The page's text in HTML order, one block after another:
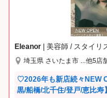
Eleanor | 美容師 / スタイリ
埼玉県 さいたま市 ...他5店
♡2026年も新店続々NEW
黒/船橋/北千住/登戸/恵比